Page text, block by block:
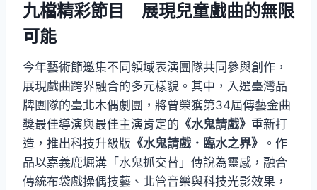
九檔精彩節目 展現兒童戲曲的無限
可能
今年藝術節邀集不同領域表演團隊共同參與創作，
展現戲曲跨界融合的多元樣貌。其中，入選臺灣品
牌團隊的臺北木偶劇團，將曾榮獲第34屆傳藝金曲
獎最佳導演與最佳主演肯定的 《水鬼請戲》 重新打
造，推出科技升級版 《水鬼請戲．臨水之界》
。作
品以嘉義鹿堀溝「水鬼抓交替」傳說為靈感，融合
傳統布袋戲操偶技藝、北管音樂與科技光影效果，